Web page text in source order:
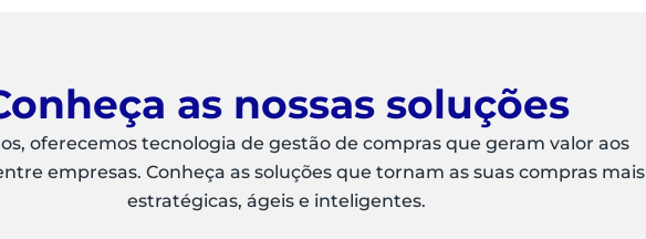
as nossas soluções
oferecemos tecnologia de gestão de compras que geram valor aos
empresas. Conheça as soluções que tornam as suas compras mais
estratégicas, ágeis e inteligentes.